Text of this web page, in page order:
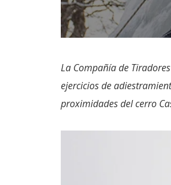
La Compañía de
ejercicios de
proximidades del cerro